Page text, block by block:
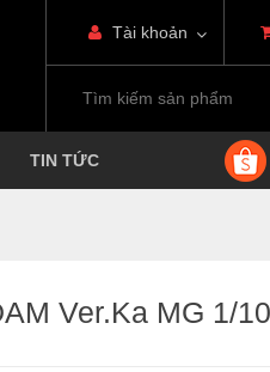
Tài khoản
TIN TỨC
Ver.Ka MG 1/